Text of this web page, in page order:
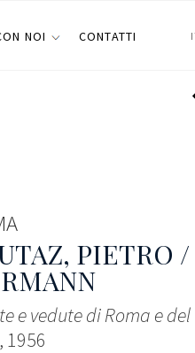
NOI CONTATTI
PIETRO /
e vedute di Roma e
, 1956